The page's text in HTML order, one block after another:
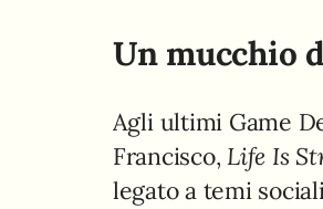
Un mucchio
Agli ultimi Game
Francisco, Life Is
legato a temi